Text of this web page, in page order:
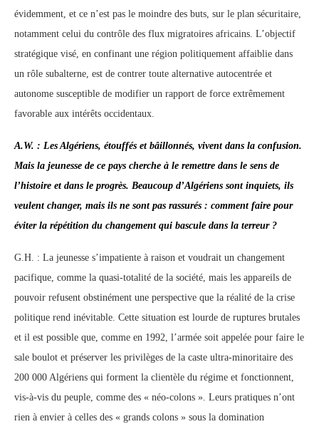
évidemment, et ce n’est pas le moindre des buts, sur le plan sécuritaire,
notamment celui du contrôle des flux migratoires africains. L’objectif
stratégique visé, en confinant une région politiquement affaiblie dans
un rôle subalterne, est de contrer toute alternative autocentrée et
autonome susceptible de modifier un rapport de force extrêmement
favorable aux intérêts occidentaux.
A.W. : Les Algériens, étouffés et bâillonnés, vivent dans la confusion.
Mais la jeunesse de ce pays cherche à le remettre dans le sens de
l’histoire et dans le progrès. Beaucoup d’Algériens sont inquiets, ils
veulent changer, mais ils ne sont pas rassurés : comment faire pour
éviter la répétition du changement qui bascule dans la terreur ?
G.H. : La jeunesse s’impatiente à raison et voudrait un changement
pacifique, comme la quasi-totalité de la société, mais les appareils de
pouvoir refusent obstinément une perspective que la réalité de la crise
politique rend inévitable. Cette situation est lourde de ruptures brutales
et il est possible que, comme en 1992, l’armée soit appelée pour faire le
sale boulot et préserver les privilèges de la caste ultra-minoritaire des
200 000 Algériens qui forment la clientèle du régime et fonctionnent,
vis-à-vis du peuple, comme des « néo-colons ». Leurs pratiques n’ont
rien à envier à celles des « grands colons » sous la domination